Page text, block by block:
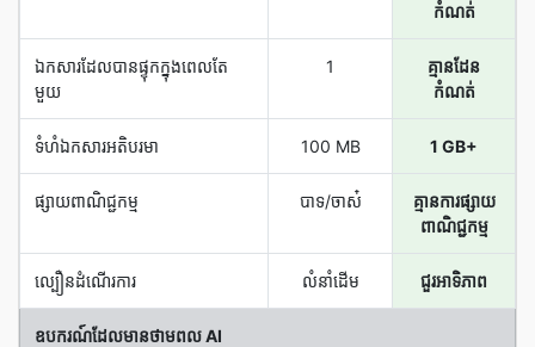
កំណត់
ឯកសារ​ដែល​បាន​ផ្ទុក​ក្នុង​ពេល​តែ​
មួយ
1
គ្មានដែន
កំណត់
ទំហំ​ឯកសារ​អតិបរមា 100 MB 1 GB+
ផ្សាយ​ពាណិជ្ជកម្ម បាទ/ចាស៎
គ្មានការផ្សាយ
ពាណិជ្ជកម្ម
ល្បឿន​ដំណើរការ លំនាំដើម ជួរអាទិភាព
ឧបករណ៍​ដែល​មាន​ថាមពល AI